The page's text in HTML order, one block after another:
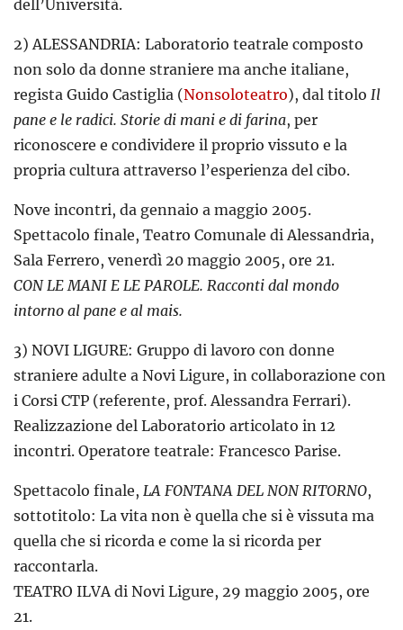
dell’Università.
2) ALESSANDRIA: Laboratorio teatrale composto
non solo da donne straniere ma anche italiane,
regista Guido Castiglia (Nonsoloteatro), dal titolo Il
pane e le radici. Storie di mani e di farina, per
riconoscere e condividere il proprio vissuto e la
propria cultura attraverso l’esperienza del cibo.
Nove incontri, da gennaio a maggio 2005.
Spettacolo finale, Teatro Comunale di Alessandria,
Sala Ferrero, venerdì 20 maggio 2005, ore 21.
CON LE MANI E LE PAROLE. Racconti dal mondo
intorno al pane e al mais.
3) NOVI LIGURE: Gruppo di lavoro con donne
straniere adulte a Novi Ligure, in collaborazione con
i Corsi CTP (referente, prof. Alessandra Ferrari).
Realizzazione del Laboratorio articolato in 12
incontri. Operatore teatrale: Francesco Parise.
Spettacolo finale, LA FONTANA DEL NON RITORNO,
sottotitolo: La vita non è quella che si è vissuta ma
quella che si ricorda e come la si ricorda per
raccontarla.
TEATRO ILVA di Novi Ligure, 29 maggio 2005, ore
21.